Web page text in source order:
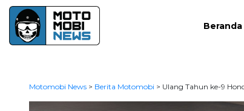
Beranda
Motomobi News> Berita Motomobi > Ulang Tahun ke-9